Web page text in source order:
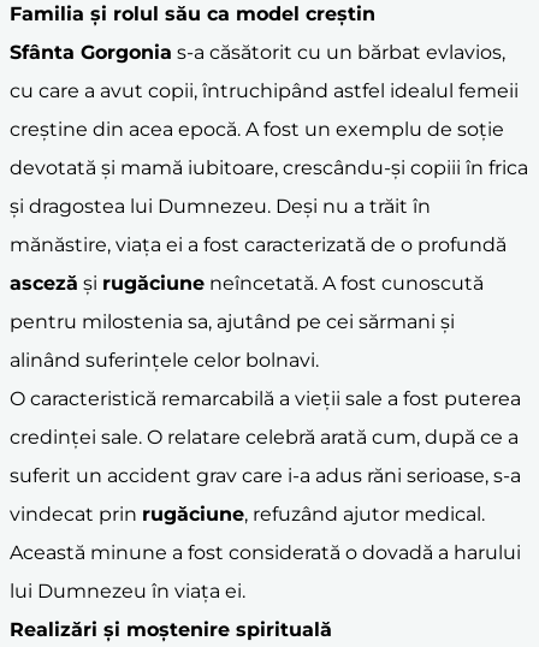
Familia și rolul său ca model creștin
Sfânta Gorgonia s-a căsătorit cu un bărbat evlavios,
cu care a avut copii, întruchipând astfel idealul femeii
creștine din acea epocă. A fost un exemplu de soție
devotată și mamă iubitoare, crescându-și copiii în frica
și dragostea lui Dumnezeu. Deși nu a trăit în
mănăstire, viața ei a fost caracterizată de o profundă
asceză și rugăciune neîncetată. A fost cunoscută
pentru milostenia sa, ajutând pe cei sărmani și
alinând suferințele celor bolnavi.
O caracteristică remarcabilă a vieții sale a fost puterea
credinței sale. O relatare celebră arată cum, după ce a
suferit un accident grav care i-a adus răni serioase, s-a
vindecat prin rugăciune, refuzând ajutor medical.
Această minune a fost considerată o dovadă a harului
lui Dumnezeu în viața ei.
Realizări și moștenire spirituală